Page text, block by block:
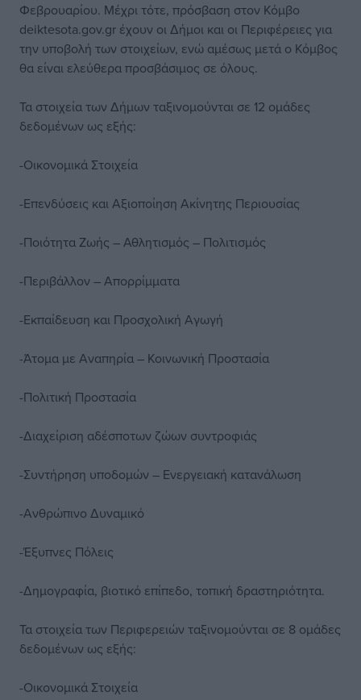
Φεβρουαρίου. Μέχρι τότε, πρόσβαση στον Κόμβο
deiktesota.gov.gr έχουν οι Δήμοι και οι Περιφέρειες για
την υποβολή των στοιχείων, ενώ αμέσως μετά ο Κόμβος
θα είναι ελεύθερα προσβάσιμος σε όλους.
Τα στοιχεία των Δήμων ταξινομούνται σε 12 ομάδες
δεδομένων ως εξής:
-Οικονομικά Στοιχεία
-Επενδύσεις και Αξιοποίηση Ακίνητης Περιουσίας
-Ποιότητα Ζωής – Αθλητισμός – Πολιτισμός
-Περιβάλλον – Απορρίμματα
-Εκπαίδευση και Προσχολική Αγωγή
-Άτομα με Αναπηρία – Κοινωνική Προστασία
-Πολιτική Προστασία
-Διαχείριση αδέσποτων ζώων συντροφιάς
-Συντήρηση υποδομών – Ενεργειακή κατανάλωση
-Ανθρώπινο Δυναμικό
-Έξυπνες Πόλεις
-Δημογραφία, βιοτικό επίπεδο, τοπική δραστηριότητα.
Τα στοιχεία των Περιφερειών ταξινομούνται σε 8 ομάδες
δεδομένων ως εξής:
-Οικονομικά Στοιχεία